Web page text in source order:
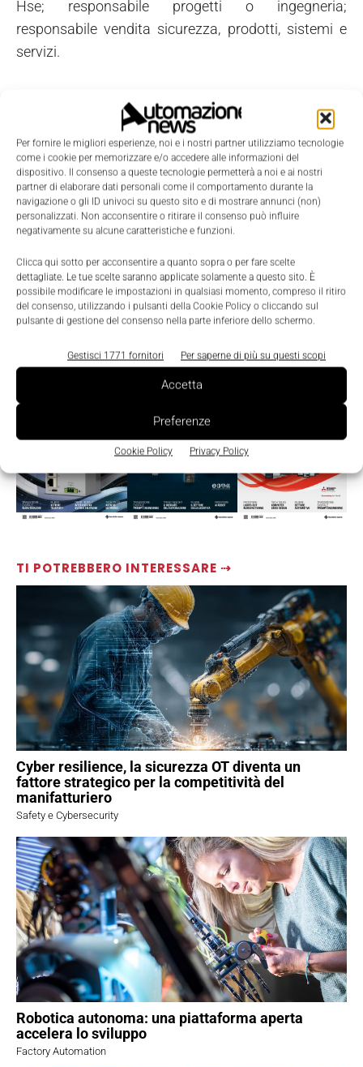
Per fornire le migliori esperienze, noi e i nostri partner utilizziamo tecnologie
come i cookie per memorizzare e/o accedere alle informazioni del
dispositivo. Il consenso a queste tecnologie permetterà a noi e ai nostri
partner di elaborare dati personali come il comportamento durante la
navigazione o gli ID univoci su questo sito e di mostrare annunci (non)
personalizzati. Non acconsentire o ritirare il consenso può influire
negativamente su alcune caratteristiche e funzioni.
Clicca qui sotto per acconsentire a quanto sopra o per fare scelte
dettagliate. Le tue scelte saranno applicate solamente a questo sito. È
possibile modificare le impostazioni in qualsiasi momento, compreso il ritiro
del consenso, utilizzando i pulsanti della Cookie Policy o cliccando sul
pulsante di gestione del consenso nella parte inferiore dello schermo.
Gestisci 1771 fornitori Per saperne di più su questi scopi
Accetta
Preferenze
Cookie Policy Privacy Policy
LEGGI LA RIVISTA ⇢
TI POTREBBERO INTERESSARE ⇢
Cyber resilience, la sicurezza OT diventa un
fattore strategico per la competitività del
manifatturiero
Safety e Cybersecurity
Robotica autonoma: una piattaforma aperta
accelera lo sviluppo
Factory Automation
Hse; responsabile progetti o ingegneria;
responsabile vendita sicurezza, prodotti, sistemi e
servizi.